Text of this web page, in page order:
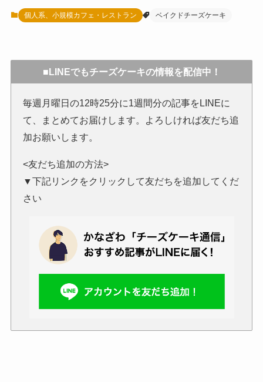
個人系、小規模カフェ・レストラン ベイクドチーズケーキ
■LINEでもチーズケーキの情報を配信中！
毎週月曜日の12時25分に1週間分の記事をLINEに
て、まとめてお届けします。よろしければ友だち追
加お願いします。
<友だち追加の方法>
▼下記リンクをクリックして友だちを追加してくだ
さい